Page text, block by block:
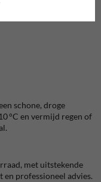
schone, droge
°C en vermijd regen of
met uitstekende
professioneel advies.